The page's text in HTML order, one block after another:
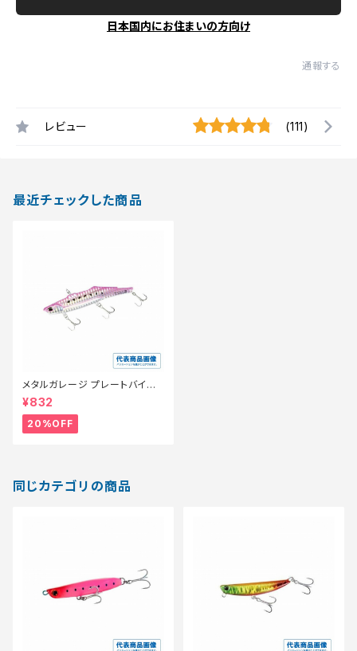
日本国内にお住まいの方向け
通報する
レビュー (111)
最近チェックした商品
メタルガレージ プレートバイブ
ロング 30g【特価ルアー】【20】
¥832
20%OFF
同じカテゴリの商品